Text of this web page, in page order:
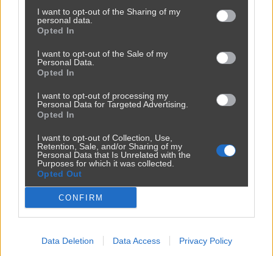
I want to opt-out of the Sharing of my
personal data.
Opted In
I want to opt-out of the Sale of my
Personal Data.
Opted In
I want to opt-out of processing my
Personal Data for Targeted Advertising.
Opted In
I want to opt-out of Collection, Use,
Retention, Sale, and/or Sharing of my
Personal Data that Is Unrelated with the
Purposes for which it was collected.
Opted Out
CONFIRM
Data Deletion Data Access Privacy Policy
Karola Nawrockiego
Karol Nawrocki ma za sobą pierwszy rok w Pałacu
Prezydenckim. Był to czas ostrej kohabitacji z rządem
Donalda Tuska, aż 41 wet i licznych sporów o ustawy. Nie
kancelarii pojawił się Jerzy Zięba, a rocznicę zaprzysiężenia
uświetnił występ rapera, Eldo. Pierwszy rok prezydentury
Rzeczy”.